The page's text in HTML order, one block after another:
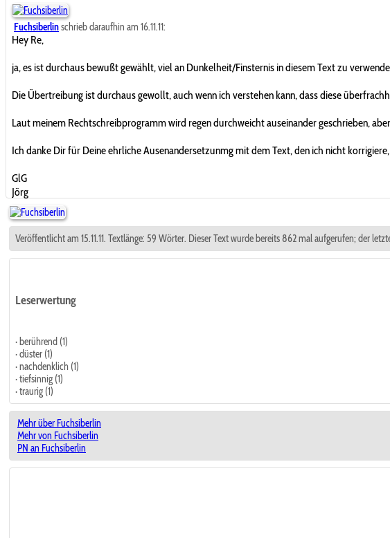
Fuchsiberlinschrieb daraufhin am 16.11.11:
Hey Re,
ja, es ist durchaus bewußt gewählt, viel an Dunkelheit/Finsternis in diesem Text zu
Die Übertreibung ist durchaus gewollt, auch wenn ich verstehen kann, dass diese
Laut meinem Rechtschreibprogramm wird regen durchweicht auseinander geschrieben,
Ich danke Dir für Deine ehrliche Ausenandersetzunmg mit dem Text, den ich nicht
GlG
Jörg
Veröffentlicht am 15.11.11. Textlänge: 59 Wörter. Dieser Text wurde bereits 862 mal aufgerufen; der
Leserwertung
· berührend (1)
· düster (1)
· nachdenklich (1)
· tiefsinnig (1)
· traurig (1)
Mehr über Fuchsiberlin
Mehr von Fuchsiberlin
PN an Fuchsiberlin